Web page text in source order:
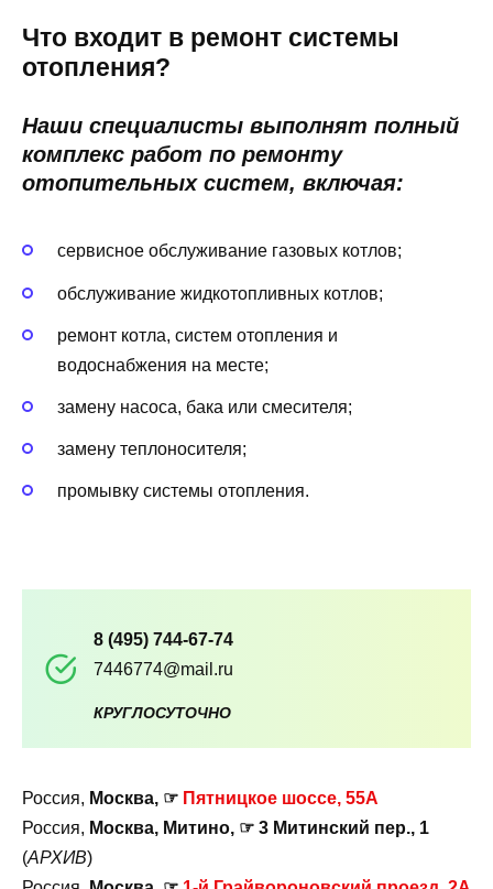
Что входит в ремонт системы
отопления?
Наши специалисты выполнят полный
комплекс работ по ремонту
отопительных систем, включая:
сервисное обслуживание газовых котлов;
обслуживание жидкотопливных котлов;
ремонт котла, систем отопления и
водоснабжения на месте;
замену насоса, бака или смесителя;
замену теплоносителя;
промывку системы отопления.
8 (495) 744-67-74
7446774@mail.ru
КРУГЛОСУТОЧНО
Россия, Москва, ☞ Пятницкое шоссе, 55А
Россия, Москва, Митино, ☞ 3 Митинский пер., 1
(АРХИВ)